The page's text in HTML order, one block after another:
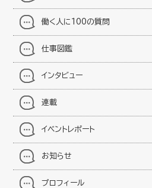
働く人に100の質問
仕事図鑑
インタビュー
連載
イベントレポート
お知らせ
プロフィール